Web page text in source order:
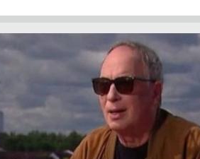
سپاه: دو نفتکش متخلف مورد اصابت
ترامپ مدعی توافق تاریخی برای خلع
اعتراض عراقچی به همتای بلغارستانی
ایران
کشورهایی که به متجاوزان کمک می
سنتکام پایان تجاوز جدید به ایران را